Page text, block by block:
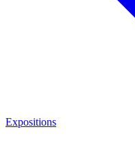
Expositions